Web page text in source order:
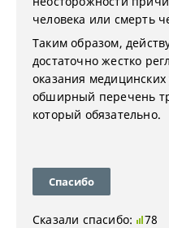
человека или смерть
Таким образом,
достаточно жестко
оказания медицинских
обширный перечень
который обязательно.
Спасибо
Сказали спасибо: 78